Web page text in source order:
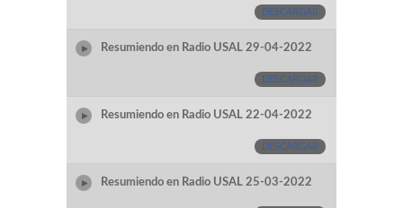
DESCARGAR
Resumiendo en Radio USAL 29-04-2022
DESCARGAR
Resumiendo en Radio USAL 22-04-2022
DESCARGAR
Resumiendo en Radio USAL 25-03-2022